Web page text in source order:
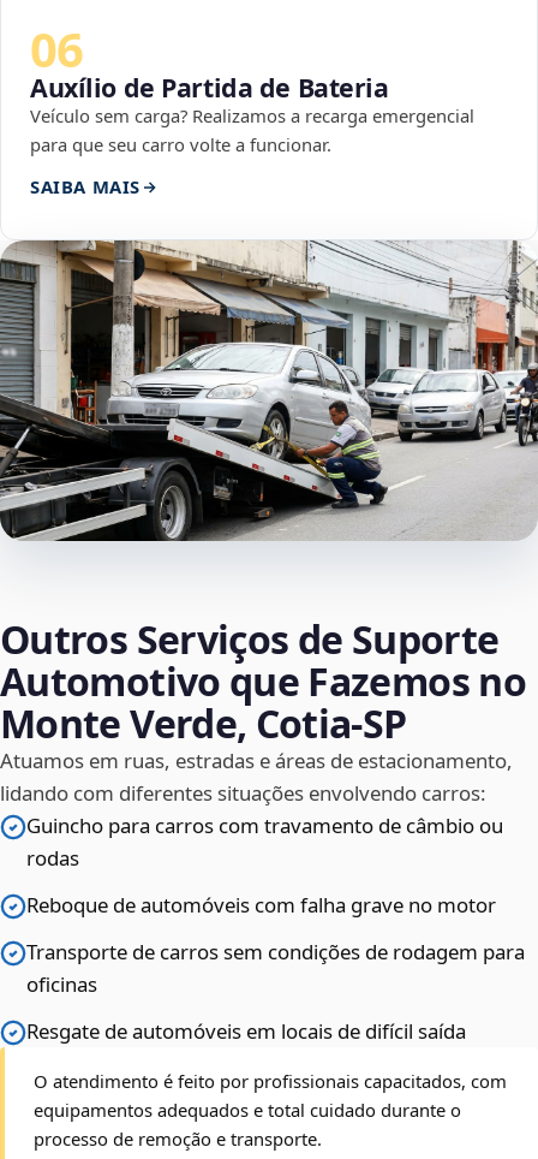
06
Auxílio de Partida de Bateria
Veículo sem carga? Realizamos a recarga emergencial
para que seu carro volte a funcionar.
SAIBA MAIS
Outros Serviços de Suporte
Automotivo que Fazemos no
Monte Verde, Cotia‑SP
Atuamos em ruas, estradas e áreas de estacionamento,
lidando com diferentes situações envolvendo carros:
Guincho para carros com travamento de câmbio ou
rodas
Reboque de automóveis com falha grave no motor
Transporte de carros sem condições de rodagem para
oficinas
Resgate de automóveis em locais de difícil saída
O atendimento é feito por profissionais capacitados, com
equipamentos adequados e total cuidado durante o
processo de remoção e transporte.